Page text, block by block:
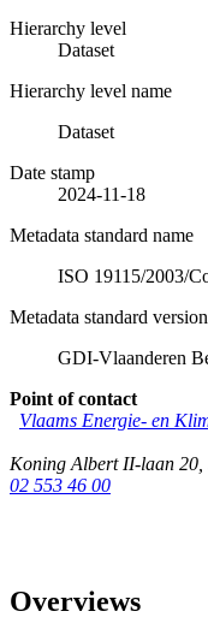
Hierarchy level
Dataset
Hierarchy level name
Dataset
Date stamp
2024-11-18
Metadata standard name
ISO 19115/2003/
Metadata standard version
GDI-Vlaanderen
Point of contact
Vlaams Energie- en
Koning Albert II-laan 20,
02 553 46 00
Overviews